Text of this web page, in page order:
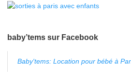
baby’tems sur Facebook
Baby'tems: Location pour bébé à